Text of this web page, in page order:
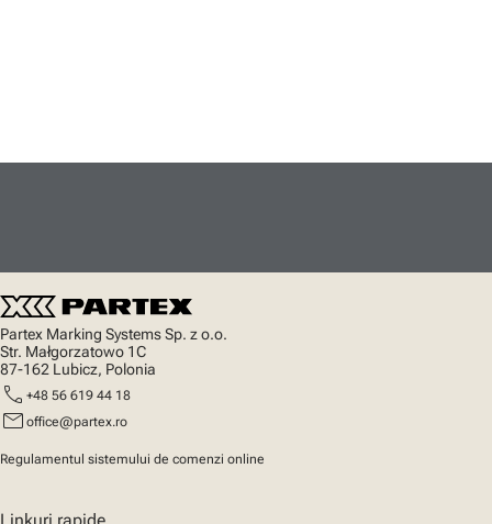
Partex Marking Systems Sp. z o.o.
Str. Małgorzatowo 1C
87-162 Lubicz, Polonia
call +48 56 619 44 18
mail office@partex.ro
Regulamentul sistemului de comenzi online